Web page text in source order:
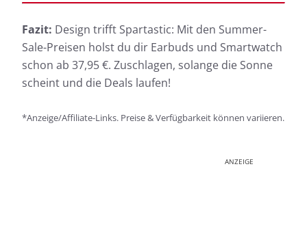
Fazit: Design trifft Spartastic: Mit den Summer-
Sale-Preisen holst du dir Earbuds und Smartwatch
schon ab 37,95 €. Zuschlagen, solange die Sonne
scheint und die Deals laufen!
*Anzeige/Affiliate-Links. Preise & Verfügbarkeit können variieren.
ANZEIGE